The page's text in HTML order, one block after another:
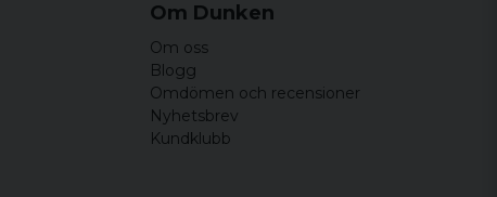
Om Dunken
Om oss
Blogg
Omdömen och recensioner
Nyhetsbrev
Kundklubb